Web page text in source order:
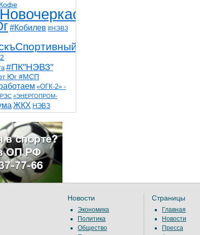
#Кобилев #НЭВЗ
#ПК"НЭВЗ"
Юг #МСП
«ОГК-2» -
«ЭНЕРГОПРОМ-
ЖКХ НЭВЗ
ТНТ
выборы
коррупция космос
парк пожар роща
художники
Новости
Экономика
Политика
Общество
Страницы
Главная
Новости
Пресса